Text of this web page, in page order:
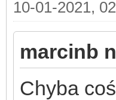
10-01-2021,
marcinb
Chyba